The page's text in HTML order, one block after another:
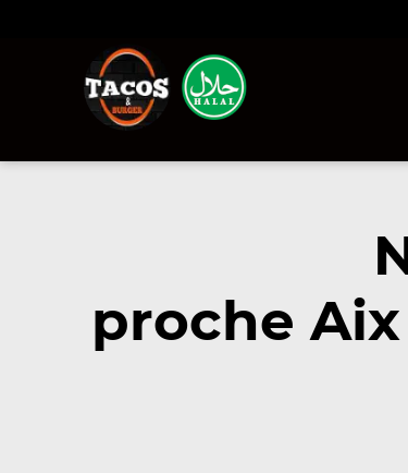
proche Aix